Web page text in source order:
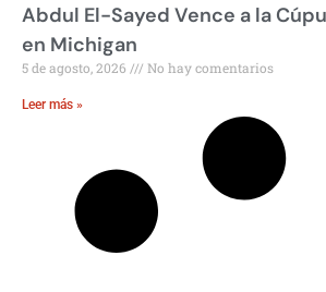
Abdul El-Sayed Vence a la
en Michigan
5 de agosto, 2026 No hay comentarios
Leer más »